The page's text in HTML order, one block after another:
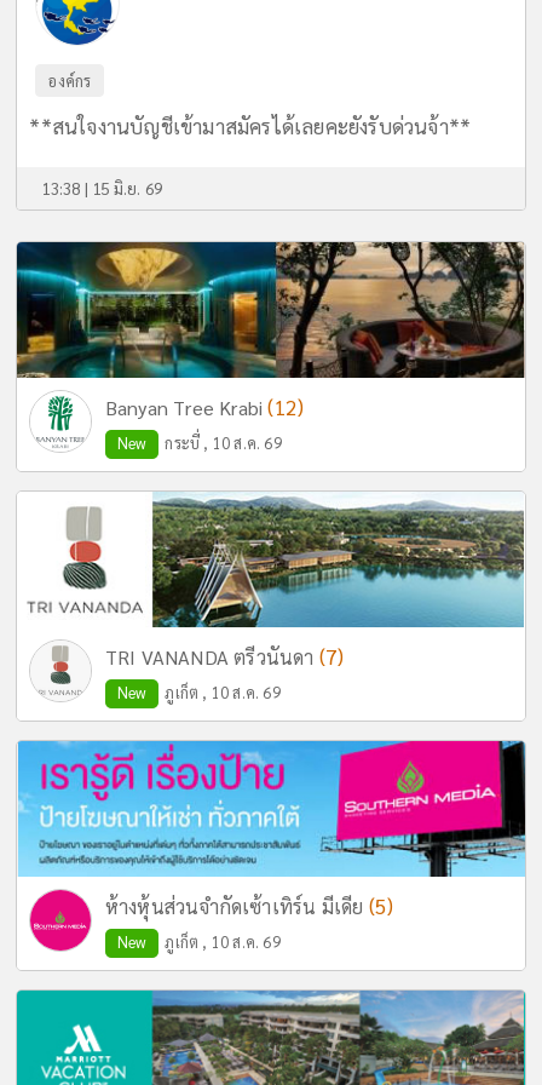
องค์กร
**สนใจงานบัญชีเข้ามาสมัครได้เลยคะยังรับด่วนจ้า**
13:38 | 15 มิ.ย. 69
Banyan Tree Krabi(12)
New กระบี่ , 10 ส.ค. 69
TRI VANANDA ตรีวนันดา (7)
New ภูเก็ต , 10 ส.ค. 69
ห้างหุ้นส่วนจำกัดเซ้าเทิร์น มีเดีย (5)
New ภูเก็ต , 10 ส.ค. 69